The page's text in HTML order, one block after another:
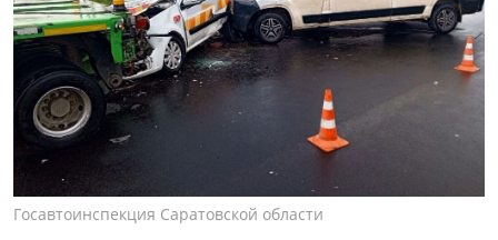
Госавтоинспекция Саратовской области